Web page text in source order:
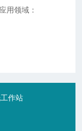
应用领域：
作站